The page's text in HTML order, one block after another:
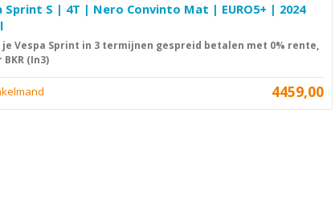
Sprint S | 4T | Nero Convinto Mat | EURO5+ | 2024
je Vespa Sprint in 3 termijnen gespreid betalen met 0% rente,
(In3)
4459,00